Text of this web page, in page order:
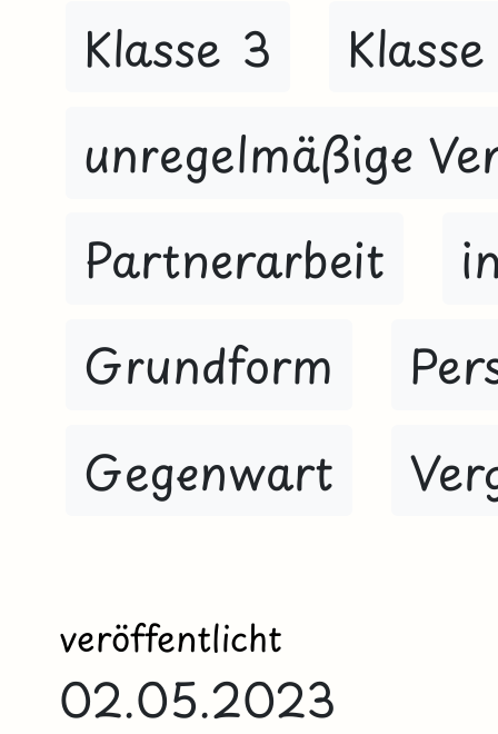
Klasse 3
unregelmäßige
Partnerarbeit
Grundform
Gegenwart
veröffentlicht
02.05.2023